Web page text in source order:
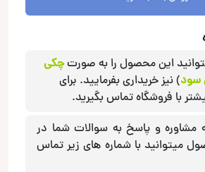
این محصول را به صورتچکی
سود) نیز خریداری بفرمایید. برای
با فروشگاه تماس بگیرید.
مشاوره و پاسخ به سوالات شما در
میتوانید با شماره های زیر تماس